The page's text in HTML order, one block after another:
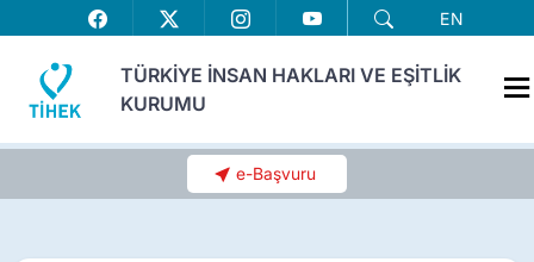
EN
TÜRKİYE İNSAN HAKLARI VE EŞİTLİK
KURUMU
e-Başvuru